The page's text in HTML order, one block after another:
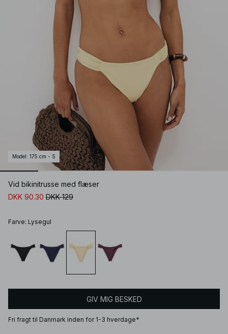
Model : 175 cm - S
Vid bikinitrusse med flæser
DKK 90.30 DKK 129
Farve: Lysegul
GIV MIG BESKED
Fri fragt til Danmark inden for 1-3 hverdage*